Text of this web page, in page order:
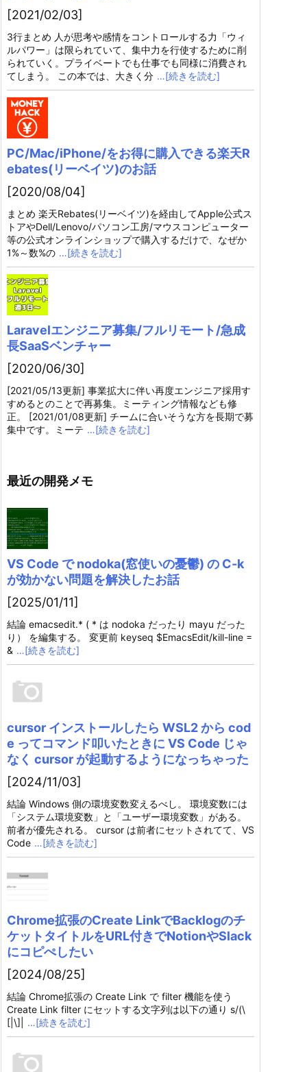
[2021/02/03]
3行まとめ 人が思考や感情をコントロールする力「ウィ
ルパワー」は限られていて、集中力を行使するために削
られていく。プライベートでも仕事でも同様に消費され
てしまう。 この本では、大きく分 …[続きを読む]
PC/Mac/iPhone/をお得に購入できる楽天R
ebates(リーベイツ)のお話
[2020/08/04]
まとめ 楽天Rebates(リーベイツ)を経由してApple公式ス
トアやDell/Lenovo/パソコン工房/マウスコンピューター
等の公式オンラインショップで購入するだけで、なぜか
1%～数%の …[続きを読む]
Laravelエンジニア募集/フルリモート/急成
長SaaSベンチャー
[2020/06/30]
[2021/05/13更新] 事業拡大に伴い再度エンジニア採用す
すめるとのことで再募集。ミーティング情報なども修
正。 [2021/01/08更新] チームに合いそうな方を長期で募
集中です。ミーテ …[続きを読む]
最近の開発メモ
VS Code で nodoka(窓使いの憂鬱) の C-k
が効かない問題を解決したお話
[2025/01/11]
結論 emacsedit.* ( * は nodoka だったり mayu だった
り） を編集する。 変更前 keyseq $EmacsEdit/kill-line =
& …[続きを読む]
cursor インストールしたら WSL2 から cod
e ってコマンド叩いたときに VS Code じゃ
なく cursor が起動するようになっちゃった
[2024/11/03]
結論 Windows 側の環境変数変えるべし。 環境変数には
「システム環境変数」と「ユーザー環境変数」がある。
前者が優先される。 cursor は前者にセットされてて、VS
Code …[続きを読む]
Chrome拡張のCreate LinkでBacklogのチ
ケットタイトルをURL付きでNotionやSlack
にコピぺしたい
[2024/08/25]
結論 Chrome拡張の Create Link で filter 機能を使う
Create Link filter にセットする文字列は以下の通り s/(\
[|\]|
…[続きを読む]